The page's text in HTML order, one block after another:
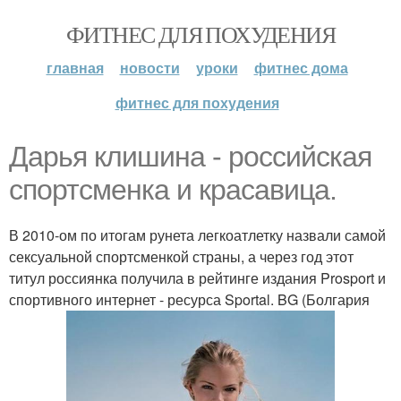
ФИТНЕС ДЛЯ ПОХУДЕНИЯ
главная новости уроки
фитнес дома
фитнес для похудения
Дарья клишина - российская
спортсменка и красавица.
В 2010-ом по итогам рунета легкоатлетку назвали самой
сексуальной спортсменкой страны, а через год этот
титул россиянка получила в рейтинге издания Prosport и
спортивного интернет - ресурса Sportal. BG (Болгария